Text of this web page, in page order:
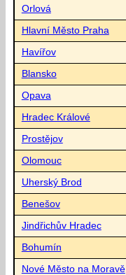
Orlová
Hlavní Město Praha
Havířov
Blansko
Opava
Hradec Králové
Prostějov
Olomouc
Uherský Brod
Benešov
Jindřichův Hradec
Bohumín
Nové Město na Moravě